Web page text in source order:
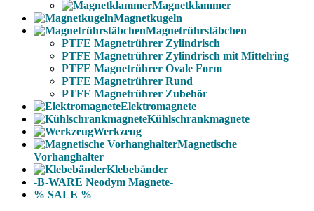
Magnetklammer
Magnetkugeln
Magnetrührstäbchen
PTFE Magnetrührer Zylindrisch
PTFE Magnetrührer Zylindrisch mit Mittelring
PTFE Magnetrührer Ovale Form
PTFE Magnetrührer Rund
PTFE Magnetrührer Zubehör
Elektromagnete
Kühlschrankmagnete
Werkzeug
Magnetische
Vorhanghalter
Klebebänder
-B-WARE Neodym Magnete-
% SALE %